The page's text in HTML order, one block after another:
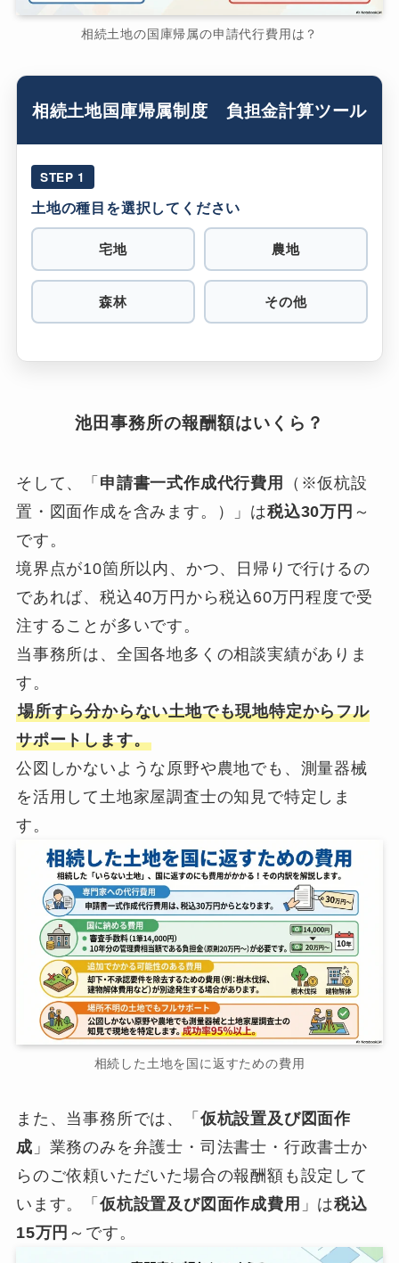
相続土地の国庫帰属の申請代行費用は？
相続土地国庫帰属制度 負担金計算ツール
STEP 1
土地の種目を選択してください
宅地 農地
森林 その他
池田事務所の報酬額はいくら？
そして、「 申請書一式作成代行費用
（※仮杭設
置・図面作成を含みます。）」は税込30万円 ～
です。
境界点が10箇所以内、かつ、日帰りで行けるの
であれば、税込40万円から税込60万円程度で受
注することが多いです。
当事務所は、全国各地多くの相談実績がありま
す。
場所すら分からない土地でも現地特定からフル
サポートします。
公図しかないような原野や農地でも、測量器械
を活用して土地家屋調査士の知見で特定しま
す。
相続した土地を国に返すための費用
また、当事務所では、「 仮杭設置及び図面作
成 」業務のみを弁護士・司法書士・行政書士か
らのご依頼いただいた場合の報酬額も設定して
います。「 仮杭設置及び図面作成費用 」は税込
15万円 ～です。